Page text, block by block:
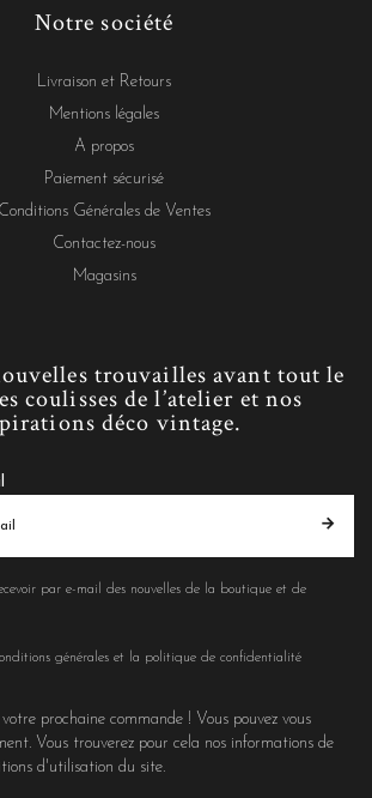
Notre société
Livraison et Retours
Mentions légales
A propos
Paiement sécurisé
Conditions Générales de Ventes
Contactez-nous
Magasins
trouvailles avant tout le
coulisses de l’atelier et nos
déco vintage.
par e-mail des nouvelles de la boutique et de
générales et la politique de confidentialité
prochaine commande ! Vous pouvez vous
Vous trouverez pour cela nos informations de
d'utilisation du site.